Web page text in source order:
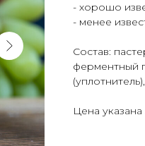
- хорошо
- менее
Состав:
ферментный
Цена указана